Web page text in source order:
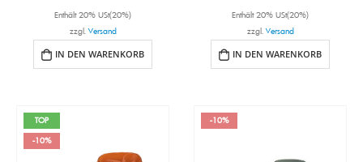
Enthält 20% USt(20%)
zzgl.Versand
IN DEN WARENKORB
Enthält 20% USt(20%)
zzgl.Versand
IN DEN WARENKORB
TOP
-10%
-10%